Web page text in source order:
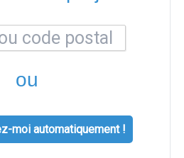
ou
moi automatiquement !